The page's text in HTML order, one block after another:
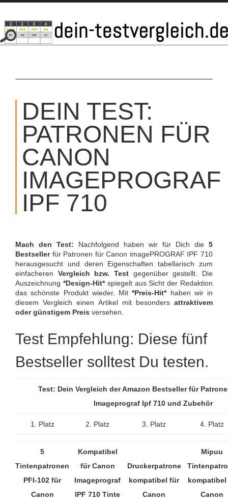
SKIP
CONTENT
DEIN TEST:
PATRONEN FÜR
CANON
IMAGEPROGRAF
IPF 710
Mach den Test: Nachfolgend haben wir für Dich die 5
Bestsellerfür Patronen für Canon imagePROGRAF IPF 710
herausgesucht und deren Eigenschaften tabellarisch zum
einfacheren Vergleich bzw. Test gegenüber gestellt. Die
Auszeichnung *Design-Hit*spiegelt aus Sicht der Redaktion
das schönste Produkt wieder. Mit*Preis-Hit*haben wir in
diesem Vergleich einen Artikel mit besonders attraktivem
oder günstigem Preis versehen.
Test Empfehlung: Diese fünf
Bestseller solltest Du testen.
Test: Dein Vergleich der Amazon Bestseller für
Imageprograf Ipf 710 und Zubehör
1. Platz 2. Platz 3. Platz 4. Platz
5
Tintenpatronen
PFI-102 für
Canon
Kompatibel
für Canon
Imageprograf
IPF 710 Tinte
Druckerpatrone
kompatibel für
Canon
Mipuu
kompatibel
Canon